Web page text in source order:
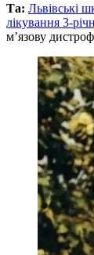
Та: Львівські
лікування 3-
м’язову